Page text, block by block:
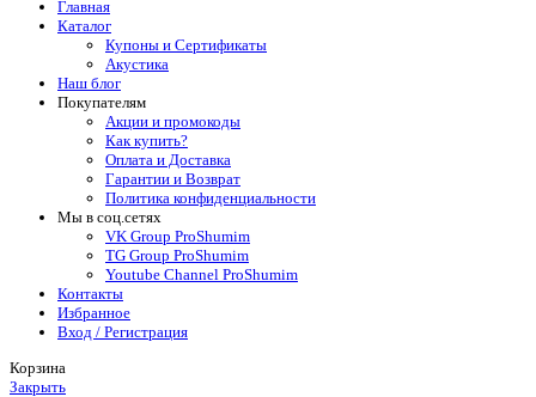
Главная
Каталог
Купоны и Сертификаты
Акустика
Наш блог
Покупателям
Акции и промокоды
Как купить?
Оплата и Доставка
Гарантии и Возврат
Политика конфиденциальности
Мы в соц.сетях
VK Group ProShumim
TG Group ProShumim
Youtube Channel ProShumim
Контакты
Избранное
Вход / Регистрация
Корзина
Закрыть